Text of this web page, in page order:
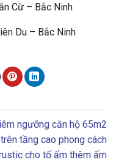
Cừ – Bắc Ninh
Du – Bắc Ninh
ngưỡng căn hộ 65m2
trên tầng cao phong cách
cho tố ấm thêm ấm